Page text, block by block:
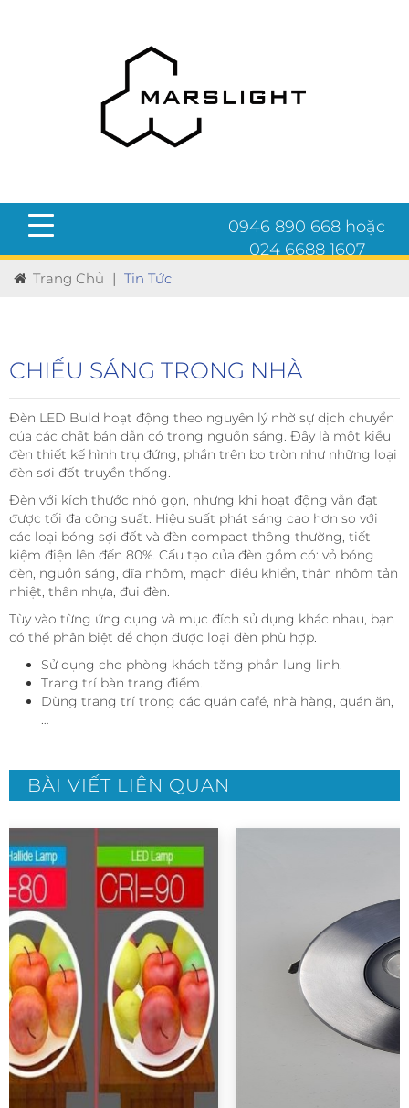
0946 890 668 hoặc
024 6688 1607
Trang Chủ | Tin Tức
CHIẾU SÁNG TRONG NHÀ
Đèn LED Buld hoạt động theo nguyên lý nhờ sự dịch chuyển
của các chất bán dẫn có trong nguồn sáng. Đây là một kiểu
đèn thiết kế hình trụ đứng, phần trên bo tròn như những loại
đèn sợi đốt truyền thống.
Đèn với kích thước nhỏ gọn, nhưng khi hoạt động vẫn đạt
được tối đa công suất. Hiệu suất phát sáng cao hơn so với
các loại bóng sợi đốt và đèn compact thông thường, tiết
kiệm điện lên đến 80%. Cấu tạo của đèn gồm có: vỏ bóng
đèn, nguồn sáng, đĩa nhôm, mạch điều khiển, thân nhôm tản
nhiệt, thân nhựa, đui đèn.
Tùy vào từng ứng dụng và mục đích sử dụng khác nhau, bạn
có thể phân biệt để chọn được loại đèn phù hợp.
Sử dụng cho phòng khách tăng phần lung linh.
Trang trí bàn trang điểm.
Dùng trang trí trong các quán café, nhà hàng, quán ăn,
…
BÀI VIẾT LIÊN QUAN